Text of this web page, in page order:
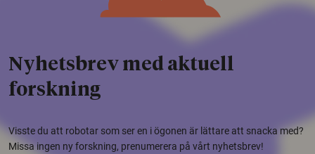
Nyhetsbrev med aktuell
forskning
Visste du att robotar som ser en i ögonen är lättare att snacka med?
Missa ingen ny forskning, prenumerera på vårt nyhetsbrev!